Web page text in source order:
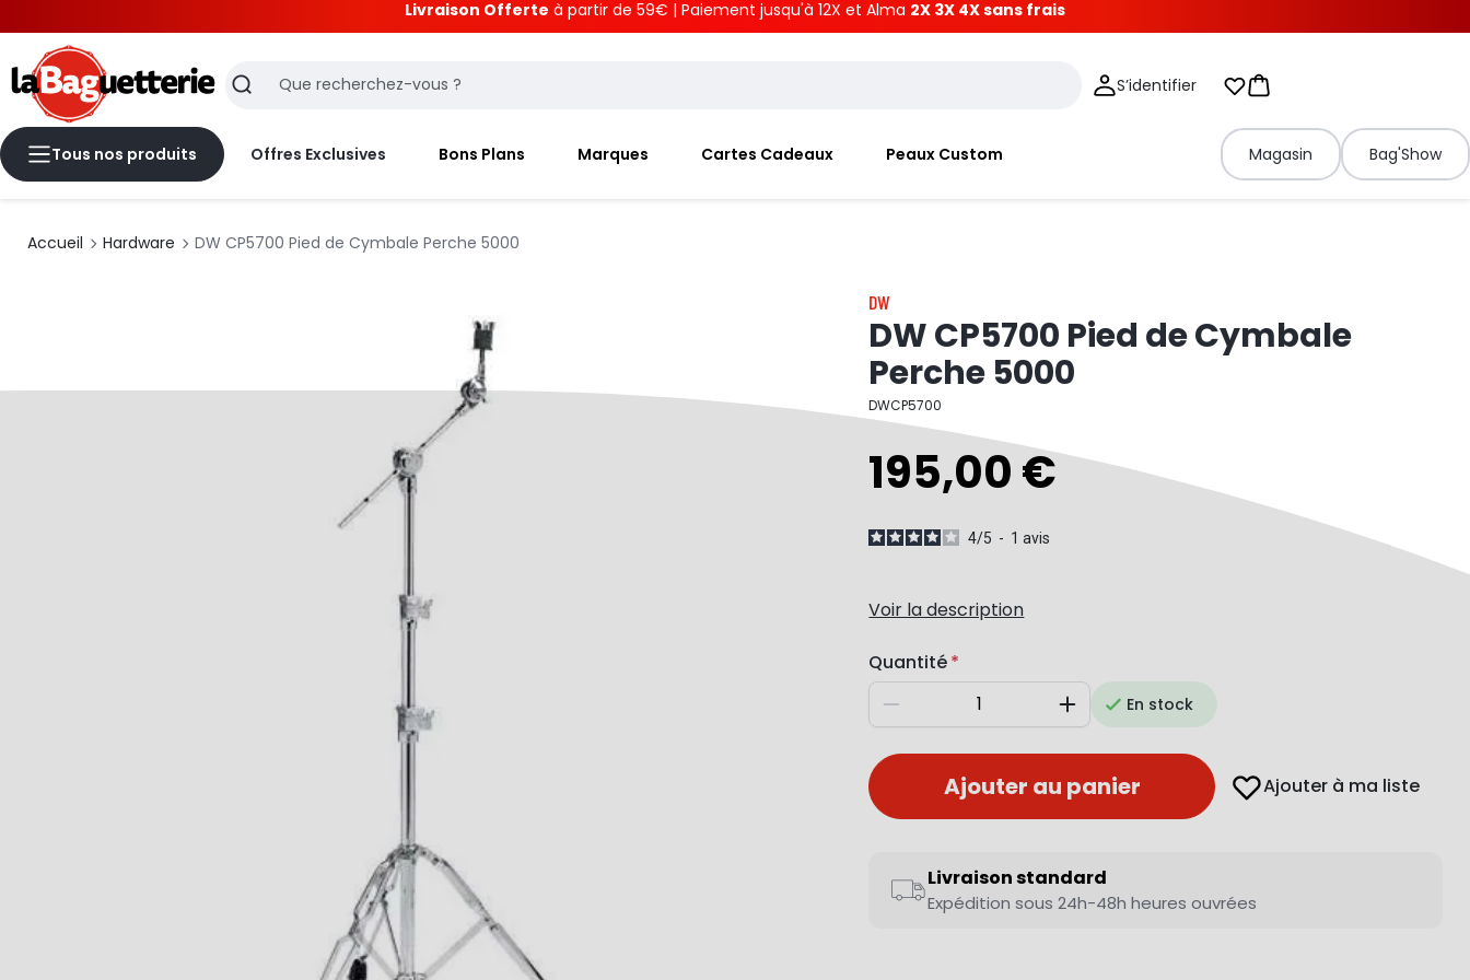
Livraison Offerte à partir de 59€ | Paiement jusqu'à 12X et Alma 2X 3X 4X sans frais
Recherche S’identifier Mes listes d'envies
Panier
Tous nos produits Offres Exclusives Bons Plans Marques Cartes Cadeaux Peaux Custom Magasin Bag'Show
Accueil Hardware DW CP5700 Pied de Cymbale Perche 5000
DW
DW CP5700 Pied de Cymbale
Perche 5000
DWCP5700
195,00 €
4/5 - 1avis
Voir la description
Quantité
Diminuer AugmenterEn stock
Ajouter au panier Ajouter à ma liste
Livraison standard
Expédition sous 24h-48h heures ouvrées